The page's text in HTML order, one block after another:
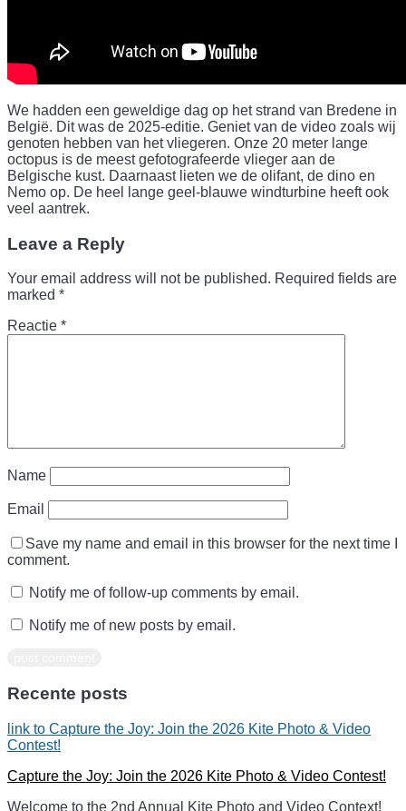
We hadden een geweldige dag op het strand van Bredene in
België. Dit was de 2025-editie. Geniet van de video zoals wij
genoten hebben van het vliegeren. Onze 20 meter lange
octopus is de meest gefotografeerde vlieger aan de
Belgische kust. Daarnaast lieten we de olifant, de dino en
Nemo op. De heel lange geel-blauwe windturbine heeft ook
veel aantrek.
Leave a Reply
Your email address will not be published. Required fields are
marked *
Reactie *
Name
Email
Save my name and email in this browser for the next time I
comment.
Notify me of follow-up comments by email.
Notify me of new posts by email.
Recente posts
link to Capture the Joy: Join the 2026 Kite Photo & Video
Contest!
Capture the Joy: Join the 2026 Kite Photo & Video Contest!
Welcome to the 2nd Annual Kite Photo and Video Context!